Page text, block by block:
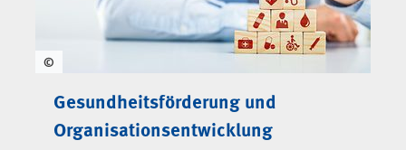
©
Gesundheitsförderung und
Organisationsentwicklung